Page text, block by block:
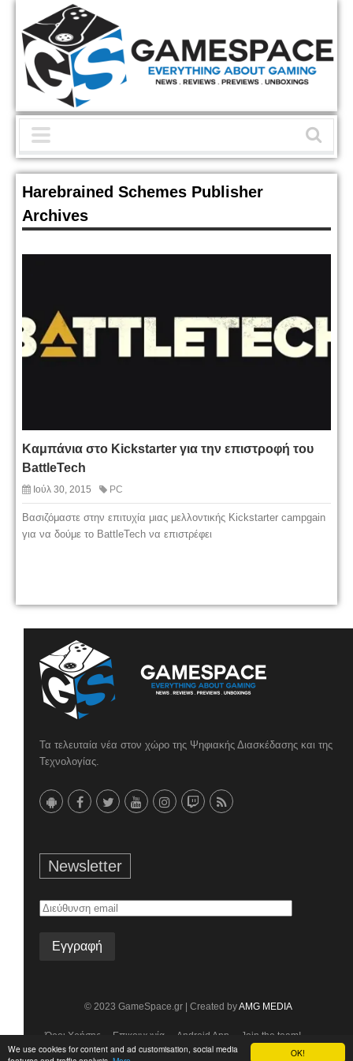
OK!
We use cookies for content and ad customisation, social media
Harebrained Schemes Publisher
Archives
Καμπάνια στο Kickstarter για την επιστροφή του
BattleTech
Ιούλ 30, 2015 PC
Βασιζόμαστε στην επιτυχία μιας μελλοντικής Kickstarter campgain
για να δούμε το BattleTech να επιστρέφει
Τα τελευταία νέα στον χώρο της Ψηφιακής Διασκέδασης και της
Τεχνολογίας.
Newsletter
Διεύθυνση
© 2023 GameSpace.gr | Created byAMG MEDIA
Όροι Χρήσης Επικοινωνία Android App Join the team!